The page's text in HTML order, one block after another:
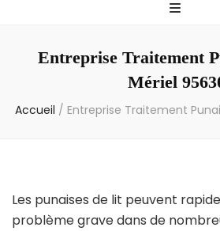
– Info
Entreprise Traitement
Mériel
Accueil / Entreprise Traitement
Les punaises de lit peuvent
problème grave dans de